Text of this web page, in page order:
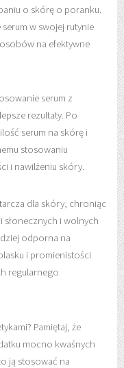
o skórę o poranku.
w swojej rutynie
na efektywne
serum z
rezultaty. Po
serum na skórę i
stosowaniu
i nawilżeniu skóry.
dla skóry, chroniąc
słonecznych i wolnych
odporna na
i promienistości
regularnego
Pamiętaj, że
mocno kwaśnych
ją stosować na